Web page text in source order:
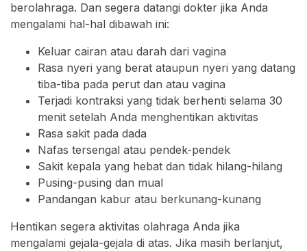
berolahraga. Dan segera datangi dokter jika Anda
mengalami hal-hal dibawah ini:
Keluar cairan atau darah dari vagina
Rasa nyeri yang berat ataupun nyeri yang datang
tiba-tiba pada perut dan atau vagina
Terjadi kontraksi yang tidak berhenti selama 30
menit setelah Anda menghentikan aktivitas
Rasa sakit pada dada
Nafas tersengal atau pendek-pendek
Sakit kepala yang hebat dan tidak hilang-hilang
Pusing-pusing dan mual
Pandangan kabur atau berkunang-kunang
Hentikan segera aktivitas olahraga Anda jika
mengalami gejala-gejala di atas. Jika masih berlanjut,